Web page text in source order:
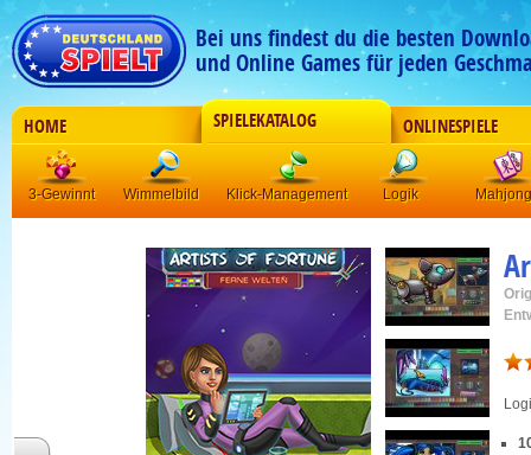
Bei uns findest du die besten
und Online Games für jeden
HOME SPIELEKATALOG ONLINESPIELE
3-Gewinnt Wimmelbild Klick-Management Logik Mahjong